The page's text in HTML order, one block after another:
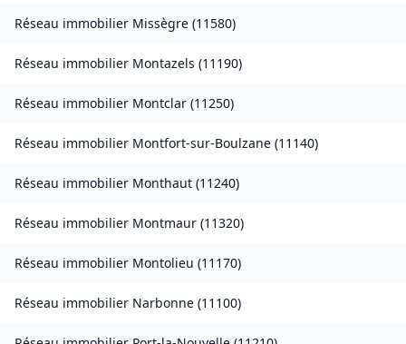
Réseau immobilier Missègre (11580)
Réseau immobilier Montazels (11190)
Réseau immobilier Montclar (11250)
Réseau immobilier Montfort-sur-Boulzane (11140)
Réseau immobilier Monthaut (11240)
Réseau immobilier Montmaur (11320)
Réseau immobilier Montolieu (11170)
Réseau immobilier Narbonne (11100)